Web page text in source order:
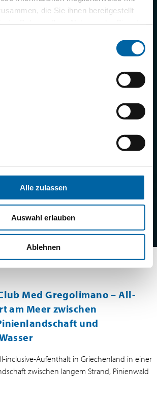
die Sie ihnen bereitgestellt
Alle zulassen
Auswahl erlauben
Ablehnen
Med Gregolimano – All-
am Meer zwischen
und
inclusive-Aufenthalt in Griechenland in einer
zwischen langem Strand, Pinienwald